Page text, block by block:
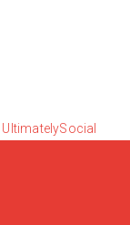
UltimatelySocial